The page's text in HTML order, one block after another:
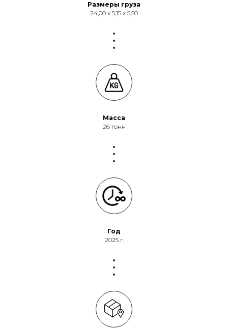
Размеры груза
24,00 х 5,15 х 5,50
Масса
26 тонн
Год
2025 г.